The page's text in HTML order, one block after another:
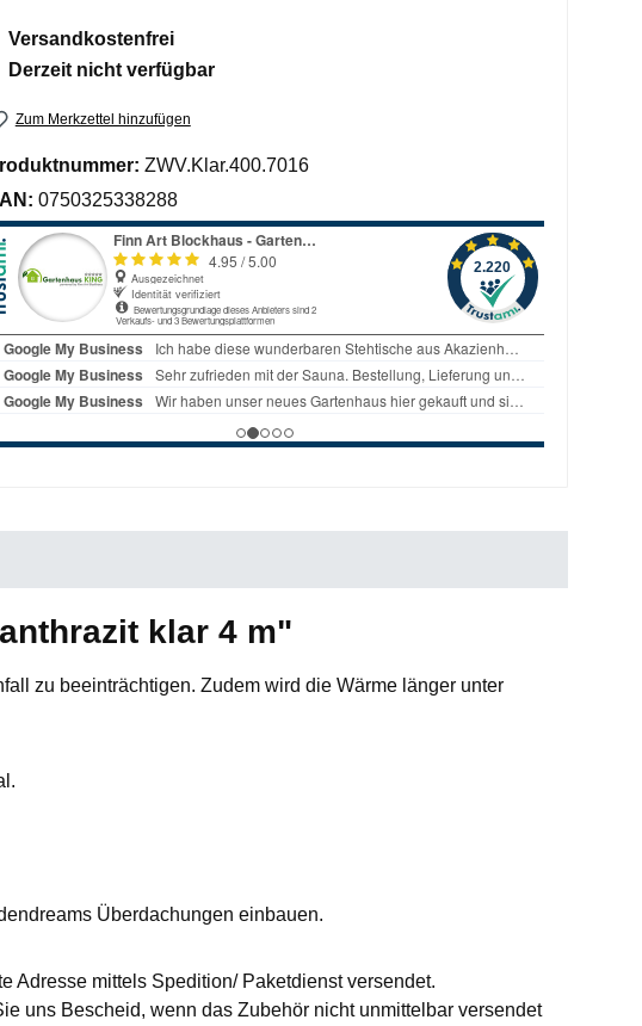
Versandkostenfrei
Derzeit nicht verfügbar
Zum Merkzettel hinzufügen
ZWV.Klar.400.7016
0750325338288
klar 4 m"
zu beeinträchtigen. Zudem wird die Wärme länger unter
Überdachungen einbauen.
Adresse mittels Spedition/ Paketdienst versendet.
uns Bescheid, wenn das Zubehör nicht unmittelbar versendet